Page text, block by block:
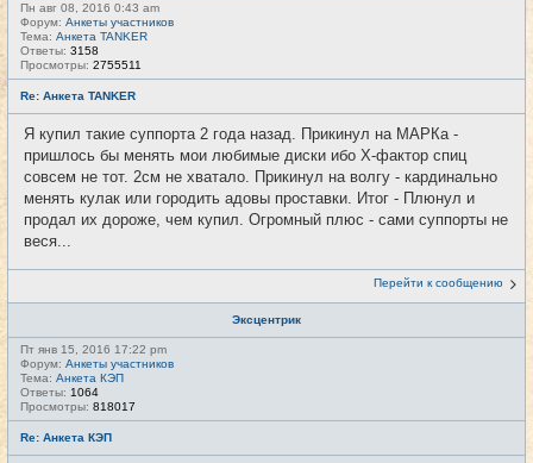
Пн авг 08, 2016 0:43 am
Форум: Анкеты участников
Тема: Анкета TANKER
Ответы: 3158
Просмотры: 2755511
Re: Анкета TANKER
Я купил такие суппорта 2 года назад. Прикинул на МАРКа -
пришлось бы менять мои любимые диски ибо Х-фактор спиц
совсем не тот. 2см не хватало. Прикинул на волгу - кардинально
менять кулак или городить адовы проставки. Итог - Плюнул и
продал их дороже, чем купил. Огромный плюс - сами суппорты не
веся...
Перейти к сообщению
Эксцентрик
Пт янв 15, 2016 17:22 pm
Форум: Анкеты участников
Тема: Анкета КЭП
Ответы: 1064
Просмотры: 818017
Re: Анкета КЭП